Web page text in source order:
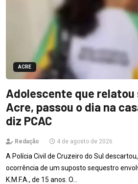
ACRE
Adolescente que
Acre, passou o dia na
diz PCAC
Redação 4 de agosto de 2026
A Polícia Civil de Cruzeiro do Sul
ocorrência de um suposto sequestro
K.M.F.A., de 15 anos. O…